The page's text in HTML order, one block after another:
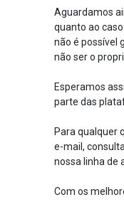
Aguardamos
quanto ao
não é possível
não ser o
Esperamos
parte das
Para qualquer
e-mail,
nossa linha de
Com os